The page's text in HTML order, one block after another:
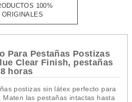
100%
ORIGINALES
Para Pestañas Postizas
Clear Finish, pestañas
horas
postizas sin látex perfecto para
Maten las pestañas intactas hasta